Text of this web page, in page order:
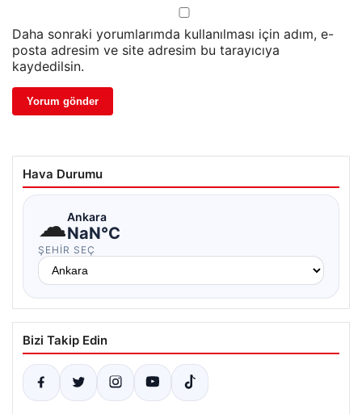
Daha sonraki yorumlarımda kullanılması için adım, e-
posta adresim ve site adresim bu tarayıcıya
kaydedilsin.
Hava Durumu
☁Ankara
NaN°C
ŞEHIR SEÇ
Bizi Takip Edin